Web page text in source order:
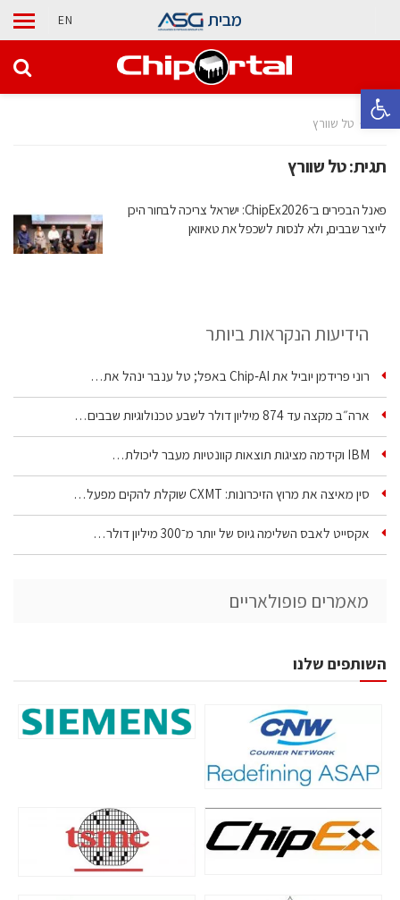
פתח סרגל נגישות
מבית EN
בית טל שוורץ
תגית:טל שוורץ
פאנל הבכירים ב־ChipEx2026: ישראל צריכה לבחור היכן
לייצר שבבים, ולא לנסות לשכפל את טאיוואן
הידיעות הנקראות ביותר
רוני פרידמן יוביל את Chip‑AI באפל; טל ענבר ינהל את…
ארה״ב מקצה עד 874 מיליון דולר לשבע טכנולוגיות שבבים…
IBM וקידמה מציגות תוצאות קוונטיות מעבר ליכולת…
סין מאיצה את מרוץ הזיכרונות: CXMT שוקלת להקים מפעל…
אקסייט לאבס השלימה גיוס של יותר מ־300 מיליון דולר…
מאמרים פופולאריים
השותפים שלנו